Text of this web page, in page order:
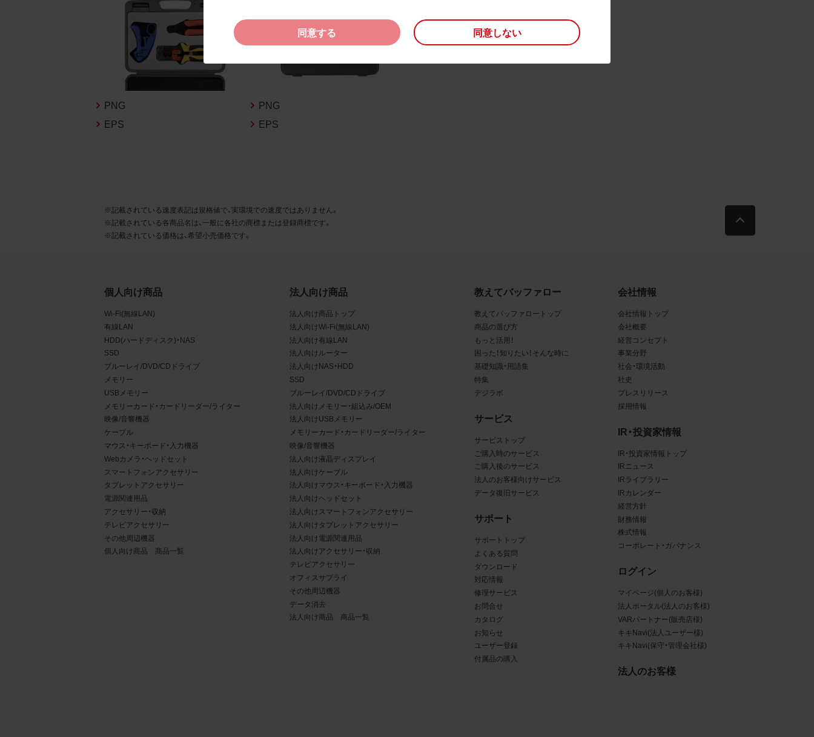
ます）の利用を許諾いたします。
お客様が「同意する」ボタンをクリックされた場合、商品写真データ利用規
約及びCAD図データ利用規約に同意いただいたものとみなされます。
告なく変更されることがあります。各データをダウンロードする際には最
ることに同意します。
2.利用許諾
る場合に限り商品写真データを複製、送信可能化して利用できます。当社
からの個別の同意を得た場合を除き、上記の目的、利用方法以外に商品写真
データを利用することはできません。
3.遵守事項
お客様は、商品写真データの利用に際し、次の各号に掲げる事項を遵守する
ものとします。
商品写真データの全部又は一部の譲渡、貸与、再利用許諾、改変、著作
権表示の除去等をしないこと
商品写真データに表示されている当社商品についての情報（社名、商
品名等）を併記する等の方法により、商品写真データに表示されてい
る商品が、当社の商品であることを特定できる表示を行うこと
商品写真データに著作権表示、ラベル、商標その他のマークがある場
合、それらを除去しないこと
商品写真データを当社HPのトップページ以外のサイトとのリンクと
して利用しないこと
商品写真データを他社のロゴ又は他社商品等に近づけて掲記するな
どして、当社と提携、協力関係等にあるとの示唆や誤解を生じさせう
る態様の利用を行わないこと
その他、当社の運営するサイトではないと看者が判断することを困難
とするような態様で、商品写真データを利用しないこと
当社は、商品写真データの正確性、完全性、適合性、有用性、最新性、第三者
同意する 同意しない
PNG
EPS
PNG
EPS
※記載されている速度表記は規格値で、実環境での速度ではありません。
※記載されている各商品名は、一般に各社の商標または登録商標です。
※記載されている価格は、希望小売価格です。
個人向け商品
Wi-Fi(無線LAN)
有線LAN
HDD(ハードディスク)・NAS
SSD
ブルーレイ/DVD/CDドライブ
メモリー
USBメモリー
メモリーカード・カードリーダー/ライター
映像/音響機器
ケーブル
マウス・キーボード・入力機器
Webカメラ・ヘッドセット
スマートフォンアクセサリー
タブレットアクセサリー
電源関連用品
アクセサリー・収納
テレビアクセサリー
その他周辺機器
個人向け商品 商品一覧
法人向け商品
法人向け商品トップ
法人向けWi-Fi(無線LAN)
法人向け有線LAN
法人向けルーター
法人向けNAS・HDD
SSD
ブルーレイ/DVD/CDドライブ
法人向けメモリー・組込み/OEM
法人向けUSBメモリー
メモリーカード・カードリーダー/ライター
映像/音響機器
法人向け液晶ディスプレイ
法人向けケーブル
法人向けマウス・キーボード・入力機器
法人向けヘッドセット
法人向けスマートフォンアクセサリー
法人向けタブレットアクセサリー
法人向け電源関連用品
法人向けアクセサリー・収納
テレビアクセサリー
オフィスサプライ
その他周辺機器
データ消去
法人向け商品 商品一覧
教えてバッファロー
教えてバッファロートップ
商品の選び方
もっと活用！
困った！知りたい！そんな時に
基礎知識・用語集
特集
デジラボ
サービス
サービストップ
ご購入時のサービス
ご購入後のサービス
法人のお客様向けサービス
データ復旧サービス
サポート
サポートトップ
よくある質問
ダウンロード
対応情報
修理サービス
お問合せ
カタログ
お知らせ
ユーザー登録
付属品の購入
会社情報
会社情報トップ
会社概要
経営コンセプト
事業分野
社会・環境活動
社史
プレスリリース
採用情報
IR・投資家情報
IR・投資家情報トップ
IRニュース
IRライブラリー
IRカレンダー
経営方針
財務情報
株式情報
コーポレート・ガバナンス
ログイン
マイページ(個人のお客様)
法人ポータル(法人のお客様)
VARパートナー(販売店様)
キキNavi(法人ユーザー様)
キキNavi(保守・管理会社様)
法人のお客様